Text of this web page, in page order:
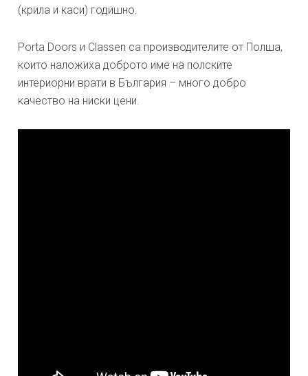
(крила и каси) годишно.
Porta Doors и Classen са производителите от Полша,
които наложиха доброто име на полските
интериорни врати в България – много добро
качество на ниски цени.